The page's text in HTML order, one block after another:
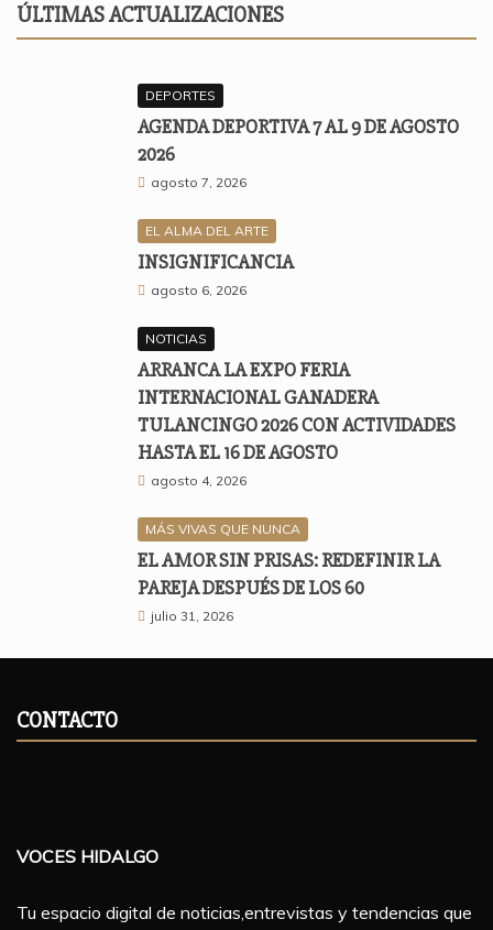
ÚLTIMAS ACTUALIZACIONES
DEPORTES
AGENDA DEPORTIVA 7 AL 9 DE AGOSTO
2026
agosto 7, 2026
EL ALMA DEL ARTE
INSIGNIFICANCIA
agosto 6, 2026
NOTICIAS
ARRANCA LA EXPO FERIA
INTERNACIONAL GANADERA
TULANCINGO 2026 CON ACTIVIDADES
HASTA EL 16 DE AGOSTO
agosto 4, 2026
MÁS VIVAS QUE NUNCA
EL AMOR SIN PRISAS: REDEFINIR LA
PAREJA DESPUÉS DE LOS 60
julio 31, 2026
CONTACTO
VOCES HIDALGO
Tu espacio digital de noticias,entrevistas y tendencias que